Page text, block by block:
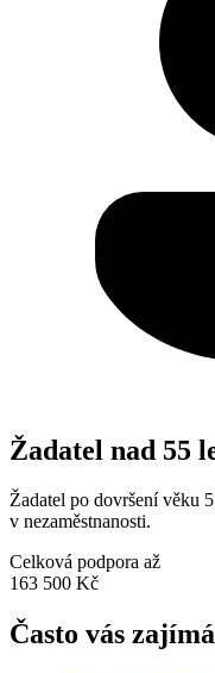
Žadatel nad 55
Žadatel po dovršení věku
v nezaměstnanosti.
Celková podpora až
163 500 Kč
Často vás